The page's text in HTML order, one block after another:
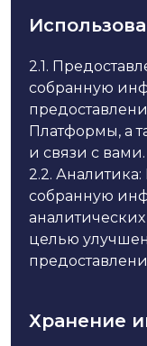
2.1.
собранную
Платформы, а
и связи с вами.
2.2.
собранную
целью
Хранение